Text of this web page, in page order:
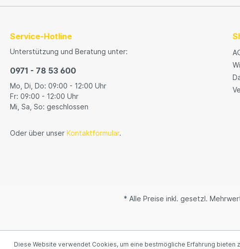
Service-Hotline
Unterstützung und Beratung unter:
0971 - 78 53 600
Mo, Di, Do: 09:00 - 12:00 Uhr
Fr: 09:00 - 12:00 Uhr
Mi, Sa, So: geschlossen
Oder über unser Kontaktformular.
* Alle Preise inkl. gesetzl.
Diese Website verwendet Cookies, um eine bestmögliche Erfahrung bieten